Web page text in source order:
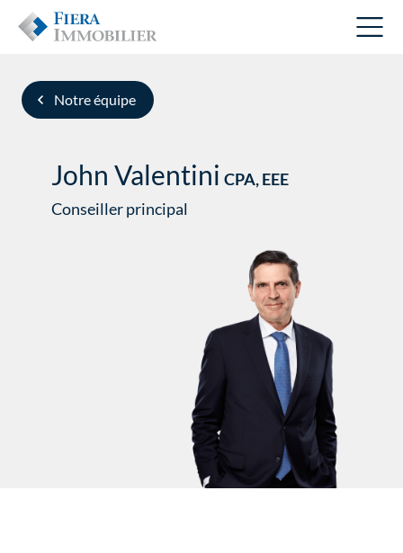
Notre équipe
John Valentini CPA, EEE
Conseiller principal